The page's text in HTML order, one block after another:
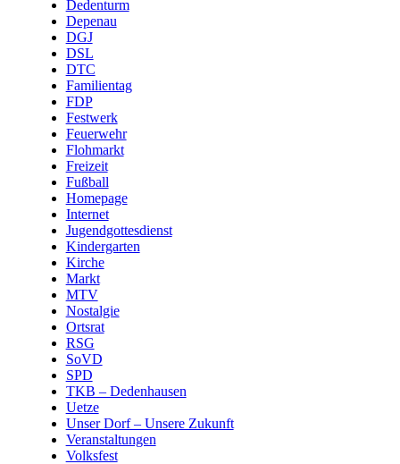
Dedenturm
Depenau
DGJ
DSL
DTC
Familientag
FDP
Festwerk
Feuerwehr
Flohmarkt
Freizeit
Fußball
Homepage
Internet
Jugendgottesdienst
Kindergarten
Kirche
Markt
MTV
Nostalgie
Ortsrat
RSG
SoVD
SPD
TKB – Dedenhausen
Uetze
Unser Dorf – Unsere Zukunft
Veranstaltungen
Volksfest